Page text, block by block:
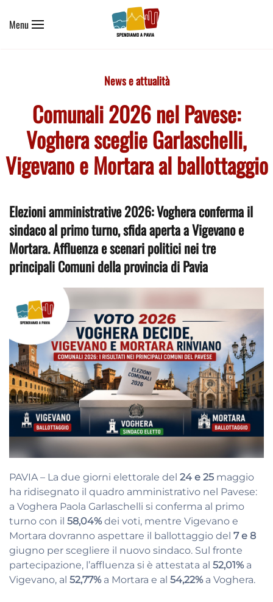
Skip to main content
Menu
News e attualità
Comunali 2026 nel Pavese:
Voghera sceglie Garlaschelli,
Vigevano e Mortara al ballottaggio
Elezioni amministrative 2026: Voghera conferma il
sindaco al primo turno, sfida aperta a Vigevano e
Mortara. Affluenza e scenari politici nei tre
principali Comuni della provincia di Pavia
PAVIA – La due giorni elettorale del 24 e 25 maggio
ha ridisegnato il quadro amministrativo nel Pavese:
a Voghera Paola Garlaschelli si conferma al primo
turno con il 58,04%dei voti, mentre Vigevano e
Mortara dovranno aspettare il ballottaggio del 7 e 8
giugno per scegliere il nuovo sindaco. Sul fronte
partecipazione, l’affluenza si è attestata al 52,01%a
Vigevano, al 52,77%a Mortara e al 54,22%a Voghera.